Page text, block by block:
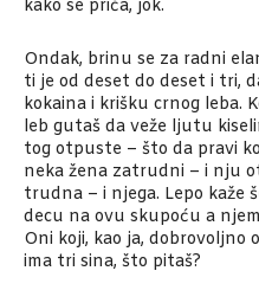
kako se priča, jok.
Ondak, brinu se za radni
ti je od deset do deset i tri,
kokaina i krišku crnog leba.
leb gutaš da veže ljutu
tog otpuste – što da pravi
neka žena zatrudni – i nju
trudna – i njega. Lepo kaže
decu na ovu skupoću a
Oni koji, kao ja, dobrovoljno
ima tri sina, što pitaš?